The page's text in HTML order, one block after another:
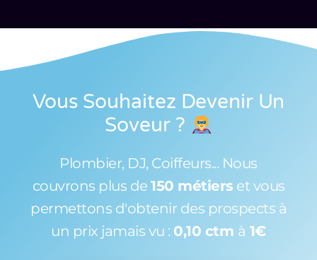
Vous Souhaitez Devenir Un
Soveur ?
Plombier, DJ, Coiffeurs... Nous
couvrons plus de 150 métiers et vous
permettons d'obtenir des prospects à
un prix jamais vu : 0,10 ctm à 1€